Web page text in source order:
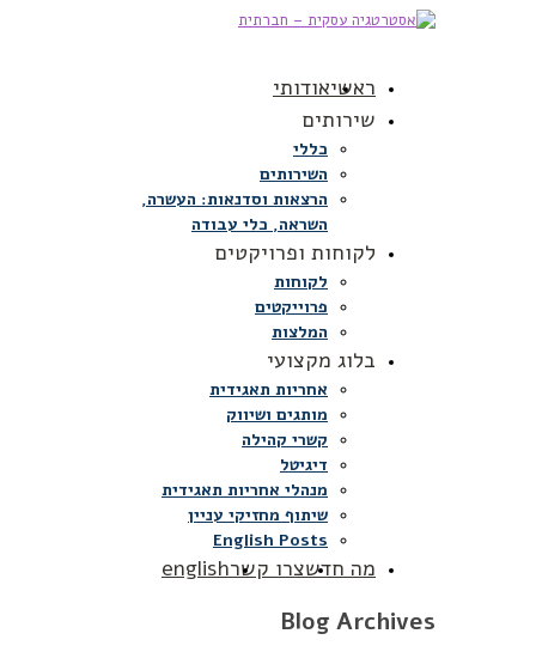
ראשיאודותי
שירותים
כללי
השירותים
הרצאות וסדנאות: העשרה,
השראה, כלי עבודה
לקוחות ופרויקטים
לקוחות
פרוייקטים
המלצות
בלוג מקצועי
אחריות תאגידית
מותגים ושיווק
קשרי קהילה
דיגיטל
מנהלי אחריות תאגידית
שיתוף מחזיקי עניין
English Posts
מה חדשצרו קשרenglish
Blog Archives